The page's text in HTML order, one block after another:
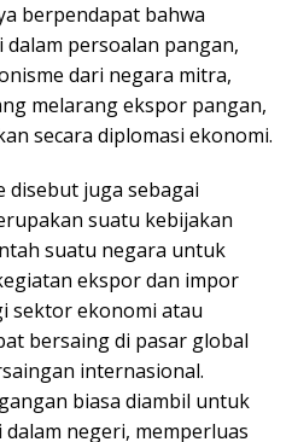
berpendapat bahwa
persoalan pangan,
dari negara mitra,
melarang ekspor pangan,
secara diplomasi ekonomi.
disebut juga sebagai
suatu kebijakan
suatu negara untuk
ekspor dan impor
sektor ekonomi atau
bersaing di pasar global
internasional.
biasa diambil untuk
negeri, memperluas